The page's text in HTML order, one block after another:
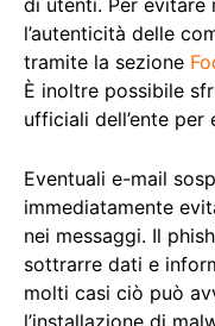
di utenti. Per evitare
l’autenticità delle
tramite la sezione
È inoltre possibile
ufficiali dell’ente per
Eventuali e-mail
immediatamente
nei messaggi. Il
sottrarre dati e
molti casi ciò può